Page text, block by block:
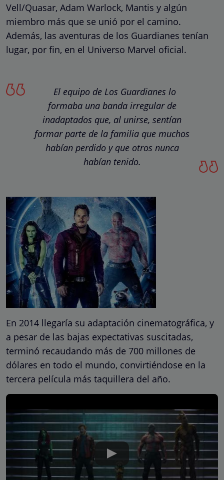
Vell/Quasar, Adam Warlock, Mantis y algún
miembro más que se unió por el camino.
Además, las aventuras de los Guardianes tenían
lugar, por fin, en el Universo Marvel oficial.
El equipo de Los Guardianes lo
formaba una banda irregular de
inadaptados que, al unirse, sentían
formar parte de la familia que muchos
habían perdido y que otros nunca
habían tenido.
En 2014 llegaría su adaptación cinematográfica, y
a pesar de las bajas expectativas suscitadas,
terminó recaudando más de 700 millones de
dólares en todo el mundo, convirtiéndose en la
tercera película más taquillera del año.